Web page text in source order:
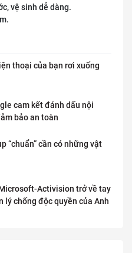
vệ sinh dễ dàng.
thoại của bạn rơi xuống
cam kết đánh dấu nội
bảo an toàn
“chuẩn” cần có những vật
Activision trở về tay
lý chống độc quyền của Anh